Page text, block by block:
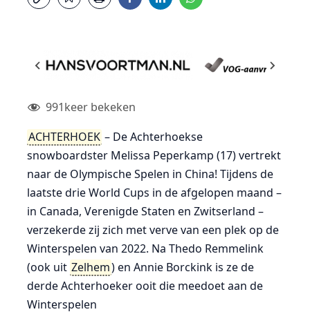
991keer bekeken
ACHTERHOEK – De Achterhoekse
snowboardster Melissa Peperkamp (17) vertrekt
naar de Olympische Spelen in China! Tijdens de
laatste drie World Cups in de afgelopen maand –
in Canada, Verenigde Staten en Zwitserland –
verzekerde zij zich met verve van een plek op de
Winterspelen van 2022. Na Thedo Remmelink
(ook uit Zelhem) en Annie Borckink is ze de
derde Achterhoeker ooit die meedoet aan de
Winterspelen